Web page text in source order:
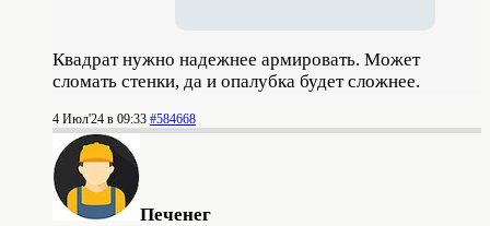
Квадрат нужно надежнее армировать. Может
сломать стенки, да и опалубка будет сложнее.
4 Июл'24 в 09:33 #584668
Печенег